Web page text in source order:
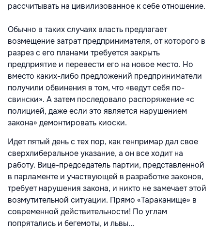
рассчитывать на цивилизованное к себе отношение.
Обычно в таких случаях власть предлагает
возмещение затрат предпринимателя, от которого в
разрез с его планами требуется закрыть
предприятие и перевести его на новое место. Но
вместо каких-либо предложений предприниматели
получили обвинения в том, что «ведут себя по-
свински». А затем последовало распоряжение «с
полицией, даже если это является нарушением
закона» демонтировать киоски.
Идет пятый день с тех пор, как генпримар дал свое
сверхлиберальное указание, а он все ходит на
работу. Вице-председатель партии, представленной
в парламенте и участвующей в разработке законов,
требует нарушения закона, и никто не замечает этой
возмутительной ситуации. Прямо «Тараканище» в
современной действительности! По углам
попрятались и бегемоты, и львы...